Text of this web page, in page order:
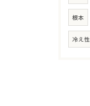
根本
冷え性